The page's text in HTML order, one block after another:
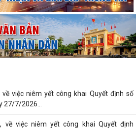
về việc niêm yết công khai Quyết định số
27/7/2026...
về việc niêm yết công khai Quyết định